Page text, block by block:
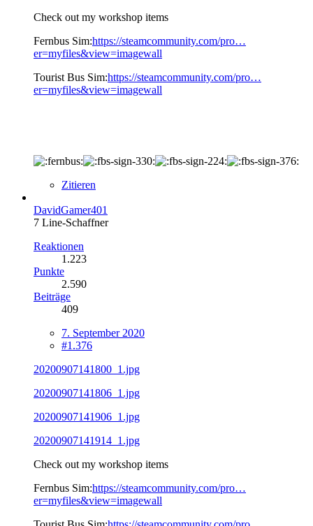
Check out my workshop items
Fernbus Sim:https://steamcommunity.com/pro…
er=myfiles&view=imagewall
Tourist Bus Sim:https://steamcommunity.com/pro…
er=myfiles&view=imagewall
Zitieren
DavidGamer401
7 Line-Schaffner
Reaktionen
1.223
Punkte
2.590
Beiträge
409
7. September 2020
#1.376
20200907141800_1.jpg
20200907141806_1.jpg
20200907141906_1.jpg
20200907141914_1.jpg
Check out my workshop items
Fernbus Sim:https://steamcommunity.com/pro…
er=myfiles&view=imagewall